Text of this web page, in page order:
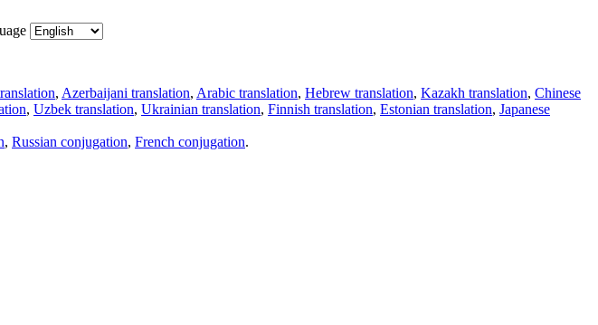
, Azerbaijani translation, Arabic translation, Hebrew translation, Kazakh translation, Chinese
, Uzbek translation, Ukrainian translation, Finnish translation, Estonian translation, Japanese
, Russian conjugation, French conjugation.